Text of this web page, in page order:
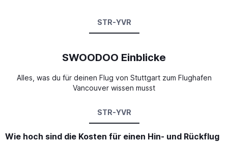
STR-YVR
SWOODOO Einblicke
Alles, was du für deinen Flug von Stuttgart zum Flughafen
Vancouver wissen musst
STR-YVR
Wie hoch sind die Kosten für einen Hin- und Rückflug